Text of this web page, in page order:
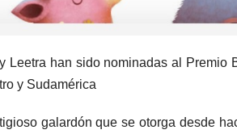
Leetra han sido nominadas al
y Sudamérica
galardón que se otorga desde